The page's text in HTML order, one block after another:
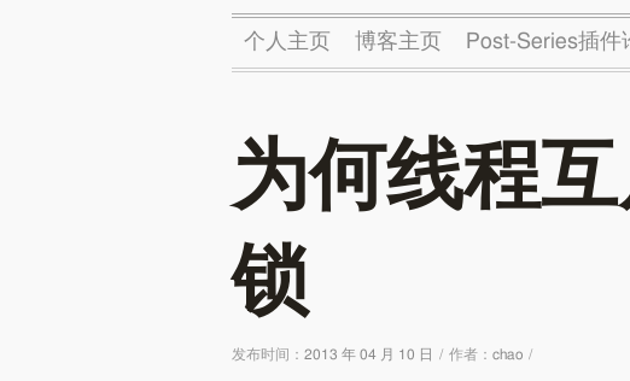
个人主页 博客主页 Post-Series插件
为何线程
锁
发布时间： 2013 年 04 月 10 日 / 作者： chao /